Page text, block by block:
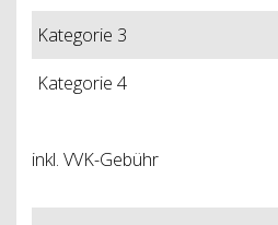
Kategorie 3
Kategorie 4
inkl. VVK-Gebühr